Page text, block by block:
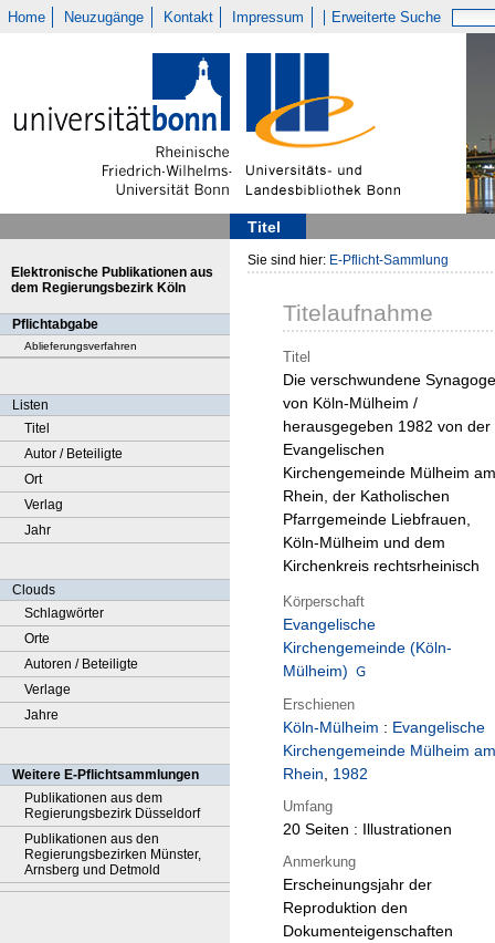
Home Neuzugänge Kontakt Impressum Erweiterte Suche
Titel
Elektronische Publikationen aus
dem Regierungsbezirk Köln
Pflichtabgabe
Ablieferungsverfahren
Listen
Titel
Autor / Beteiligte
Ort
Verlag
Jahr
Clouds
Schlagwörter
Orte
Autoren / Beteiligte
Verlage
Jahre
Weitere E-Pflichtsammlungen
Publikationen aus dem
Regierungsbezirk Düsseldorf
Publikationen aus den
Regierungsbezirken Münster,
Arnsberg und Detmold
Sie sind hier: E-Pflicht-Sammlung
Titelaufnahme
Titel
Die verschwundene Synagoge
von Köln-Mülheim /
herausgegeben 1982 von der
Evangelischen
Kirchengemeinde Mülheim am
Rhein, der Katholischen
Pfarrgemeinde Liebfrauen,
Köln-Mülheim und dem
Kirchenkreis rechtsrheinisch
Körperschaft
Evangelische
Kirchengemeinde (Köln-
Mülheim)
Erschienen
Köln-Mülheim : Evangelische
Kirchengemeinde Mülheim am
Rhein, 1982
Umfang
20 Seiten : Illustrationen
Anmerkung
Erscheinungsjahr der
Reproduktion den
Dokumenteigenschaften